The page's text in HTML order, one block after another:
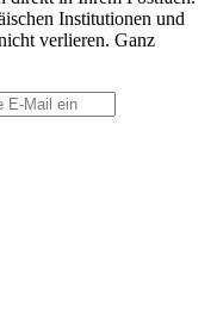
Institutionen und
verlieren. Ganz